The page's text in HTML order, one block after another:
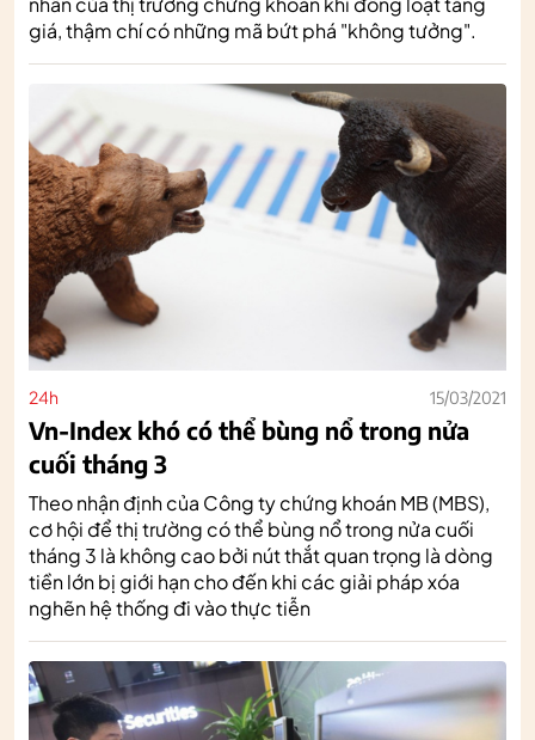
giá, thậm chí có những mã bứt phá "không tưởng".
24h 15/03/2021
Vn-Index khó có thể bùng nổ trong nửa
cuối tháng 3
Theo nhận định của Công ty chứng khoán MB (MBS),
cơ hội để thị trường có thể bùng nổ trong nửa cuối
tháng 3 là không cao bởi nút thắt quan trọng là dòng
tiền lớn bị giới hạn cho đến khi các giải pháp xóa
nghẽn hệ thống đi vào thực tiễn